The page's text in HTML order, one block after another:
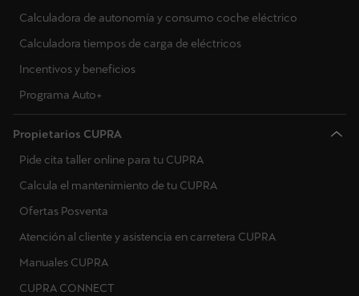
Calculadora de autonomía y consumo coche eléctrico
Calculadora tiempos de carga de eléctricos
Incentivos y beneficios
Programa Auto+
Propietarios CUPRA
Pide cita taller online para tu CUPRA
Calcula el mantenimiento de tu CUPRA
Ofertas Posventa
Atención al cliente y asistencia en carretera CUPRA
Manuales CUPRA
CUPRA CONNECT